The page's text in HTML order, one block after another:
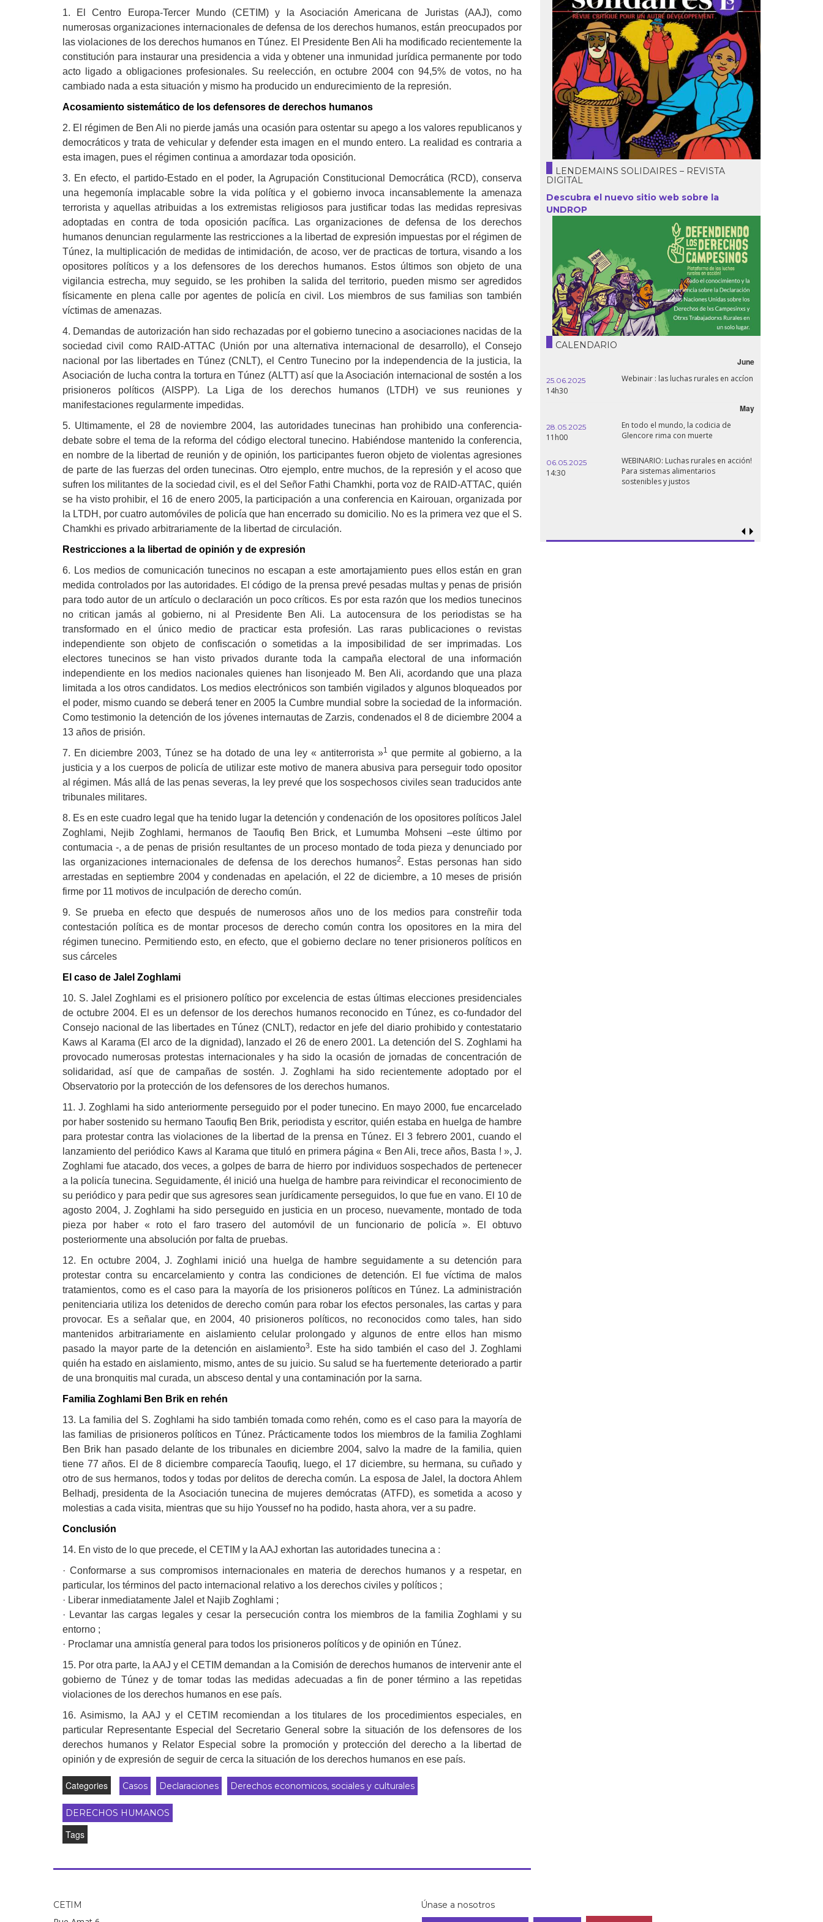
Derecho al
desarrollo
Por país Argentina
Bolivia
Brasil
Chile
Colombia
Cuba
Ecuador
España
Francia
Guatemala
Haití
Madagascar
Nigeria
Peru
Siria
Turquía
Venezuela
Declaraciones en la
ONU
1. El Centro Europa-Tercer Mundo (CETIM) y la Asociación Americana de Juristas (AAJ), como
numerosas organizaciones internacionales de defensa de los derechos humanos, están preocupados por
las violaciones de los derechos humanos en Túnez. El Presidente Ben Ali ha modificado recientemente la
constitución para instaurar una presidencia a vida y obtener una inmunidad jurídica permanente por todo
acto ligado a obligaciones profesionales. Su reelección, en octubre 2004 con 94,5% de votos, no ha
cambiado nada a esta situación y mismo ha producido un endurecimiento de la represión.
Acosamiento sistemático de los defensores de derechos humanos
2. El régimen de Ben Ali no pierde jamás una ocasión para ostentar su apego a los valores republicanos y
democráticos y trata de vehicular y defender esta imagen en el mundo entero. La realidad es contraria a
esta imagen, pues el régimen continua a amordazar toda oposición.
3. En efecto, el partido-Estado en el poder, la Agrupación Constitucional Democrática (RCD), conserva
una hegemonía implacable sobre la vida política y el gobierno invoca incansablemente la amenaza
terrorista y aquellas atribuidas a los extremistas religiosos para justificar todas las medidas represivas
adoptadas en contra de toda oposición pacífica. Las organizaciones de defensa de los derechos
humanos denuncian regularmente las restricciones a la libertad de expresión impuestas por el régimen de
Túnez, la multiplicación de medidas de intimidación, de acoso, ver de practicas de tortura, visando a los
opositores políticos y a los defensores de los derechos humanos. Estos últimos son objeto de una
vigilancia estrecha, muy seguido, se les prohiben la salida del territorio, pueden mismo ser agredidos
físicamente en plena calle por agentes de policía en civil. Los miembros de sus familias son también
víctimas de amenazas.
4. Demandas de autorización han sido rechazadas por el gobierno tunecino a asociaciones nacidas de la
sociedad civil como RAID-ATTAC (Unión por una alternativa internacional de desarrollo), el Consejo
nacional por las libertades en Túnez (CNLT), el Centro Tunecino por la independencia de la justicia, la
Asociación de lucha contra la tortura en Túnez (ALTT) así que la Asociación internacional de sostén a los
prisioneros políticos (AISPP). La Liga de los derechos humanos (LTDH) ve sus reuniones y
manifestaciones regularmente impedidas.
5. Ultimamente, el 28 de noviembre 2004, las autoridades tunecinas han prohibido una conferencia-
debate sobre el tema de la reforma del código electoral tunecino. Habiéndose mantenido la conferencia,
en nombre de la libertad de reunión y de opinión, los participantes fueron objeto de violentas agresiones
de parte de las fuerzas del orden tunecinas. Otro ejemplo, entre muchos, de la represión y el acoso que
sufren los militantes de la sociedad civil, es el del Señor Fathi Chamkhi, porta voz de RAID-ATTAC, quién
se ha visto prohibir, el 16 de enero 2005, la participación a una conferencia en Kairouan, organizada por
la LTDH, por cuatro automóviles de policía que han encerrado su domicilio. No es la primera vez que el S.
Chamkhi es privado arbitrariamente de la libertad de circulación.
Restricciones a la libertad de opinión y de expresión
6. Los medios de comunicación tunecinos no escapan a este amortajamiento pues ellos están en gran
medida controlados por las autoridades. El código de la prensa prevé pesadas multas y penas de prisión
para todo autor de un artículo o declaración un poco críticos. Es por esta razón que los medios tunecinos
no critican jamás al gobierno, ni al Presidente Ben Ali. La autocensura de los periodistas se ha
transformado en el único medio de practicar esta profesión. Las raras publicaciones o revistas
independiente son objeto de confiscación o sometidas a la imposibilidad de ser imprimadas. Los
electores tunecinos se han visto privados durante toda la campaña electoral de una información
independiente en los medios nacionales quienes han lisonjeado M. Ben Ali, acordando que una plaza
limitada a los otros candidatos. Los medios electrónicos son también vigilados y algunos bloqueados por
el poder, mismo cuando se deberá tener en 2005 la Cumbre mundial sobre la sociedad de la información.
Como testimonio la detención de los jóvenes internautas de Zarzis, condenados el 8 de diciembre 2004 a
13 años de prisión.
7. En diciembre 2003, Túnez se ha dotado de una ley « antiterrorista »1 que permite al gobierno, a la
justicia y a los cuerpos de policía de utilizar este motivo de manera abusiva para perseguir todo opositor
al régimen. Más allá de las penas severas, la ley prevé que los sospechosos civiles sean traducidos ante
tribunales militares.
8. Es en este cuadro legal que ha tenido lugar la detención y condenación de los opositores políticos Jalel
Zoghlami, Nejib Zoghlami, hermanos de Taoufiq Ben Brick, et Lumumba Mohseni –este último por
contumacia -, a de penas de prisión resultantes de un proceso montado de toda pieza y denunciado por
las organizaciones internacionales de defensa de los derechos humanos2. Estas personas han sido
arrestadas en septiembre 2004 y condenadas en apelación, el 22 de diciembre, a 10 meses de prisión
firme por 11 motivos de inculpación de derecho común.
9. Se prueba en efecto que después de numerosos años uno de los medios para constreñir toda
contestación política es de montar procesos de derecho común contra los opositores en la mira del
régimen tunecino. Permitiendo esto, en efecto, que el gobierno declare no tener prisioneros políticos en
sus cárceles
El caso de Jalel Zoghlami
10. S. Jalel Zoghlami es el prisionero político por excelencia de estas últimas elecciones presidenciales
de octubre 2004. El es un defensor de los derechos humanos reconocido en Túnez, es co-fundador del
Consejo nacional de las libertades en Túnez (CNLT), redactor en jefe del diario prohibido y contestatario
Kaws al Karama (El arco de la dignidad), lanzado el 26 de enero 2001. La detención del S. Zoghlami ha
provocado numerosas protestas internacionales y ha sido la ocasión de jornadas de concentración de
solidaridad, así que de campañas de sostén. J. Zoghlami ha sido recientemente adoptado por el
Observatorio por la protección de los defensores de los derechos humanos.
11. J. Zoghlami ha sido anteriormente perseguido por el poder tunecino. En mayo 2000, fue encarcelado
por haber sostenido su hermano Taoufiq Ben Brik, periodista y escritor, quién estaba en huelga de hambre
para protestar contra las violaciones de la libertad de la prensa en Túnez. El 3 febrero 2001, cuando el
lanzamiento del periódico Kaws al Karama que tituló en primera página « Ben Ali, trece años, Basta ! », J.
Zoghlami fue atacado, dos veces, a golpes de barra de hierro por individuos sospechados de pertenecer
a la policía tunecina. Seguidamente, él inició una huelga de hambre para reivindicar el reconocimiento de
su periódico y para pedir que sus agresores sean jurídicamente perseguidos, lo que fue en vano. El 10 de
agosto 2004, J. Zoghlami ha sido perseguido en justicia en un proceso, nuevamente, montado de toda
pieza por haber « roto el faro trasero del automóvil de un funcionario de policía ». El obtuvo
posteriormente una absolución por falta de pruebas.
12. En octubre 2004, J. Zoghlami inició una huelga de hambre seguidamente a su detención para
protestar contra su encarcelamiento y contra las condiciones de detención. El fue víctima de malos
tratamientos, como es el caso para la mayoría de los prisioneros políticos en Túnez. La administración
penitenciaria utiliza los detenidos de derecho común para robar los efectos personales, las cartas y para
provocar. Es a señalar que, en 2004, 40 prisioneros políticos, no reconocidos como tales, han sido
mantenidos arbitrariamente en aislamiento celular prolongado y algunos de entre ellos han mismo
pasado la mayor parte de la detención en aislamiento3. Este ha sido también el caso del J. Zoghlami
quién ha estado en aislamiento, mismo, antes de su juicio. Su salud se ha fuertemente deteriorado a partir
de una bronquitis mal curada, un absceso dental y una contaminación por la sarna.
Familia Zoghlami Ben Brik en rehén
13. La familia del S. Zoghlami ha sido también tomada como rehén, como es el caso para la mayoría de
las familias de prisioneros políticos en Túnez. Prácticamente todos los miembros de la familia Zoghlami
Ben Brik han pasado delante de los tribunales en diciembre 2004, salvo la madre de la familia, quien
tiene 77 años. El de 8 diciembre comparecía Taoufiq, luego, el 17 diciembre, su hermana, su cuñado y
otro de sus hermanos, todos y todas por delitos de derecha común. La esposa de Jalel, la doctora Ahlem
Belhadj, presidenta de la Asociación tunecina de mujeres demócratas (ATFD), es sometida a acoso y
molestias a cada visita, mientras que su hijo Youssef no ha podido, hasta ahora, ver a su padre.
Conclusión
14. En visto de lo que precede, el CETIM y la AAJ exhortan las autoridades tunecina a :
· Conformarse a sus compromisos internacionales en materia de derechos humanos y a respetar, en
particular, los términos del pacto internacional relativo a los derechos civiles y políticos ;
· Liberar inmediatamente Jalel et Najib Zoghlami ;
· Levantar las cargas legales y cesar la persecución contra los miembros de la familia Zoghlami y su
entorno ;
· Proclamar una amnistía general para todos los prisioneros políticos y de opinión en Túnez.
15. Por otra parte, la AAJ y el CETIM demandan a la Comisión de derechos humanos de intervenir ante el
gobierno de Túnez y de tomar todas las medidas adecuadas a fin de poner término a las repetidas
violaciones de los derechos humanos en ese país.
16. Asimismo, la AAJ y el CETIM recomiendan a los titulares de los procedimientos especiales, en
particular Representante Especial del Secretario General sobre la situación de los defensores de los
derechos humanos y Relator Especial sobre la promoción y protección del derecho a la libertad de
opinión y de expresión de seguir de cerca la situación de los derechos humanos en ese país.
Categories Casos Declaraciones Derechos economicos, sociales y culturales
DERECHOS HUMANOS
Tags
LENDEMAINS SOLIDAIRES – REVISTA
DIGITAL
Descubra el nuevo sitio web sobre la
UNDROP
CALENDARIO
June
25.06.2025
14h30
Webinair : las luchas rurales en accíon
May
28.05.2025
11h00
En todo el mundo, la codicia de
Glencore rima con muerte
06.05.2025
14:30
WEBINARIO: Luchas rurales en acción!
Para sistemas alimentarios
sostenibles y justos
CETIM
Únase a nosotros